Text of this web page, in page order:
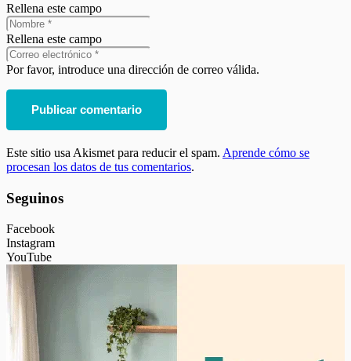
Rellena este campo
Rellena este campo
Por favor, introduce una dirección de correo válida.
Publicar comentario
Este sitio usa Akismet para reducir el spam. Aprende cómo se
procesan los datos de tus comentarios.
Seguinos
Facebook
Instagram
YouTube